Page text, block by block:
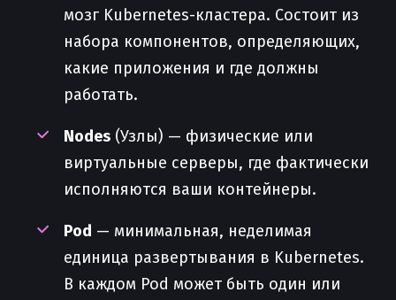
мозг Kubernetes-кластера. Состоит из
набора компонентов, определяющих,
какие приложения и где должны
работать.
Nodes (Узлы) — физические или
виртуальные серверы, где фактически
исполняются ваши контейнеры.
Pod — минимальная, неделимая
единица развертывания в Kubernetes.
В каждом Pod может быть один или